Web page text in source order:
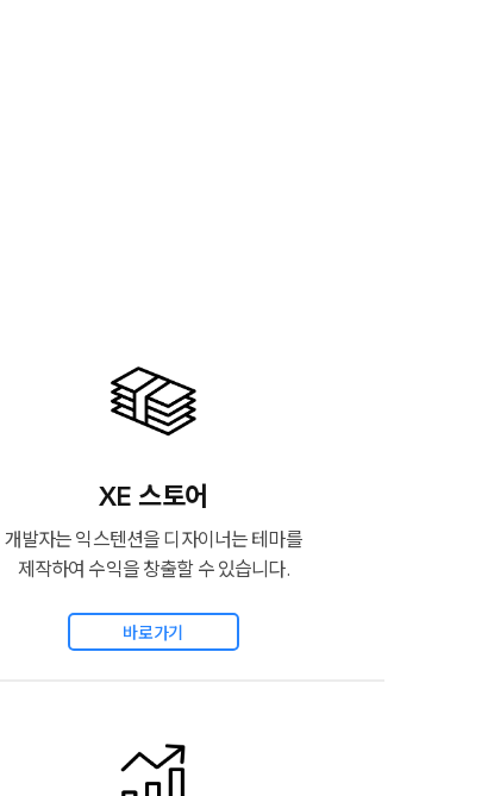
XE 스토어
개발자는 익스텐션을 디자이너는 테마를
제작하여 수익을 창출할 수 있습니다.
바로가기